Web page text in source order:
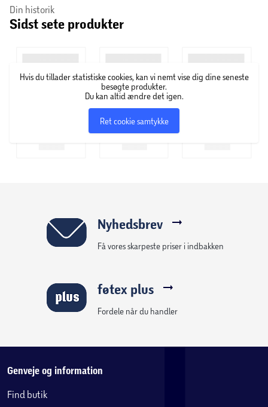
Din historik
Sidst sete produkter
Hvis du tillader statistiske cookies, kan vi nemt vise dig dine seneste
besøgte produkter.
Du kan altid ændre det igen.
Ret cookie samtykke
Nyhedsbrev
Få vores skarpeste priser i indbakken
føtex plus
Fordele når du handler
Genveje og information
Find butik